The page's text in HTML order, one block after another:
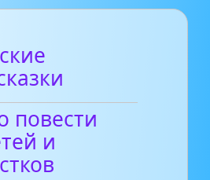
повести
и